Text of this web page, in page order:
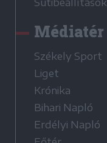
Sütibeállítások
Médiatér
Székely Sport
Liget
Krónika
Bihari Napló
Erdélyi Napló